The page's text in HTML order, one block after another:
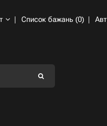
Список бажань (0)